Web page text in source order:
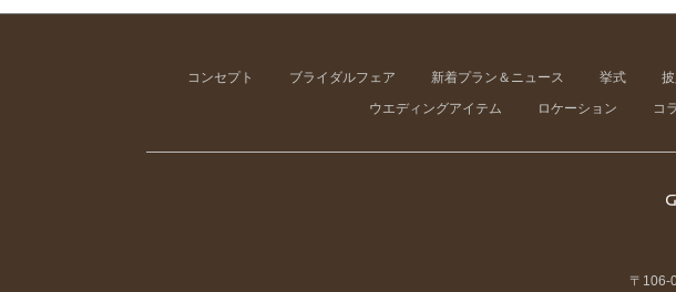
コンセプト ブライダルフェア 新着プラン＆ニュース 挙式
ウエディングアイテム
ロケーション コ
〒106-